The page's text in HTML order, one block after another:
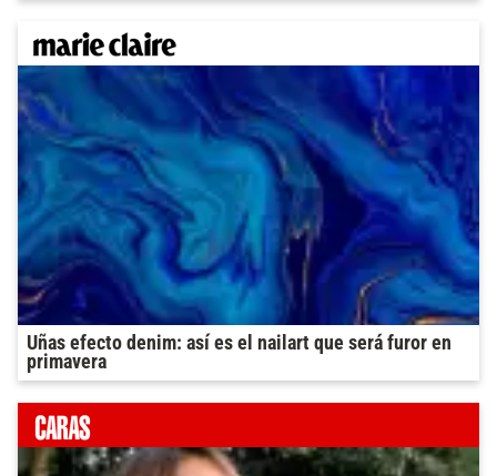
Uñas efecto denim: así es el nailart que será furor en
primavera